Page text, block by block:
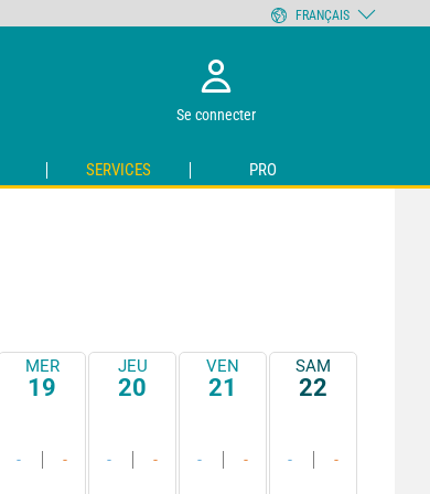
Se connecter
SERVICES PRO
MER
19
- -
JEU
20
- -
VEN
21
- -
SAM
22
- -
FRANÇAIS